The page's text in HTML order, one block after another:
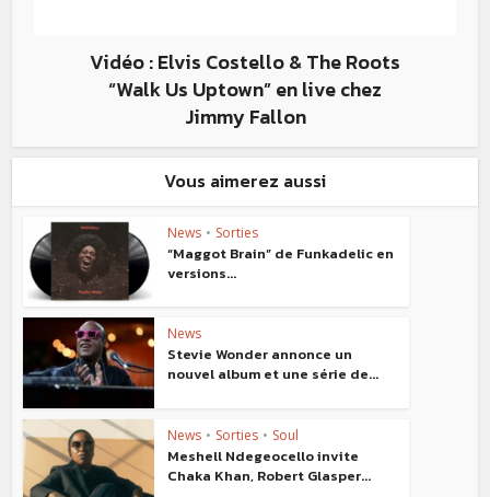
Vidéo : Elvis Costello & The Roots
“Walk Us Uptown” en live chez
Jimmy Fallon
Vous aimerez aussi
News • Sorties
“Maggot Brain” de Funkadelic en
versions...
News
Stevie Wonder annonce un
nouvel album et une série de...
News • Sorties • Soul
Meshell Ndegeocello invite
Chaka Khan, Robert Glasper...